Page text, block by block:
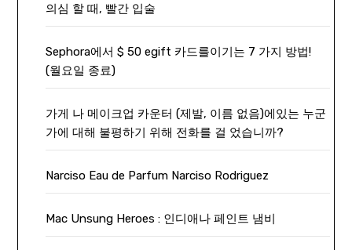
의심 할 때, 빨간 입술
Sephora에서 $ 50 egift 카드를이기는 7 가지 방법!
(월요일 종료)
가게 나 메이크업 카운터 (제발, 이름 없음)에있는 누군
가에 대해 불평하기 위해 전화를 걸 었습니까?
Narciso Eau de Parfum Narciso Rodriguez
Mac Unsung Heroes : 인디애나 페인트 냄비